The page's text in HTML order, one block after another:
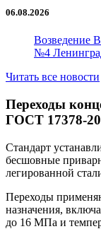
06.08.2026
Возведение
№4
Читать все новости
Переходы
ГОСТ 17378-
Стандарт
бесшовные
легированной
Переходы
назначения,
до 16 МПа и